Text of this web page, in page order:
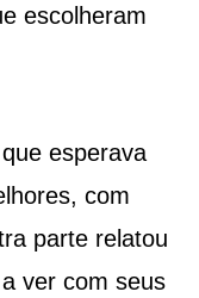
escolheram
esperava
com
parte relatou
ver com seus